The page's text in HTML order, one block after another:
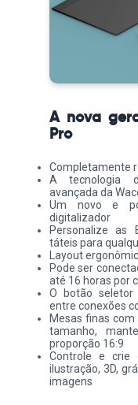
A nova
Pro
Completamente
A tecnologia
avançada da
Um novo e
digitalizador
Personalize as
táteis para
Layout
Pode ser
até 16 horas por
O botão seletor
entre conexões
Mesas finas
tamanho,
proporção 16:9
Controle e crie
ilustração, 3D,
imagens